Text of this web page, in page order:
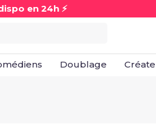
en 24h ⚡
Doublage